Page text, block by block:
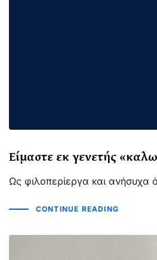
Είμαστε εκ γενετής
Ως φιλοπερίεργα και ανήσυχα
CONTINUE READING